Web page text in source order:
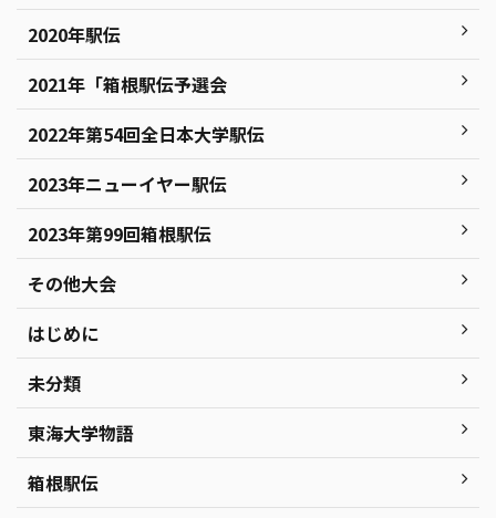
2020年駅伝
2021年「箱根駅伝予選会
2022年第54回全日本大学駅伝
2023年ニューイヤー駅伝
2023年第99回箱根駅伝
その他大会
はじめに
未分類
東海大学物語
箱根駅伝